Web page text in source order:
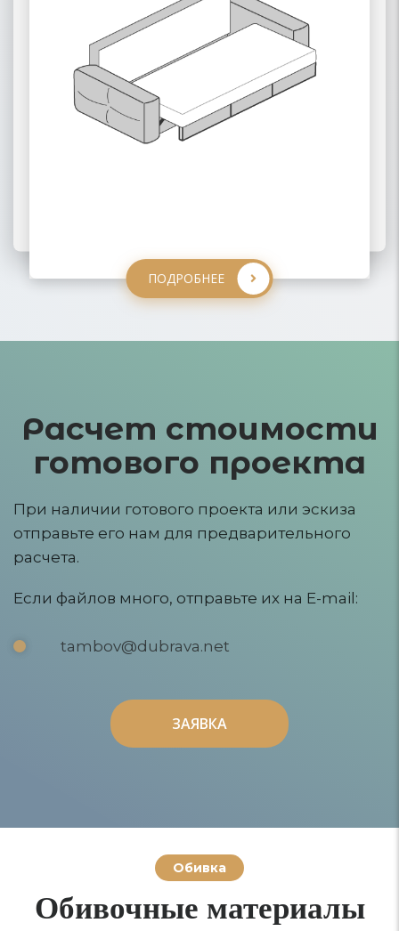
ПОДРОБНЕЕ
Расчет стоимости
готового проекта
При наличии готового проекта или эскиза
отправьте его нам для предварительного
расчета.
Если файлов много, отправьте их на E-mail:
tambov@dubrava.net
ЗАЯВКА
ЗАЯВКА
Обивка
Обивочные материалы